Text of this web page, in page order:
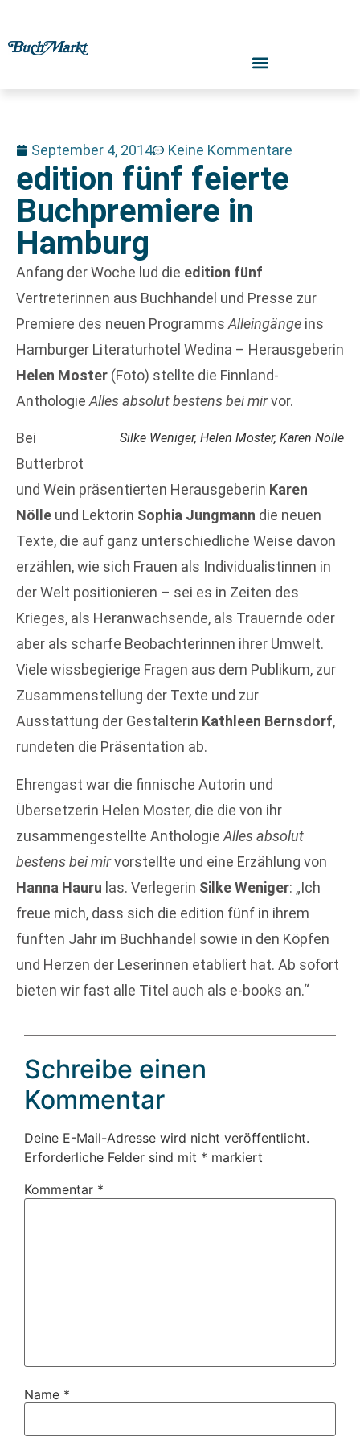
September 4, 2014 Keine Kommentare
edition fünf feierte
Buchpremiere in
Hamburg
Anfang der Woche lud die edition fünf
Vertreterinnen aus Buchhandel und Presse zur
Premiere des neuen Programms Alleingänge ins
Hamburger Literaturhotel Wedina – Herausgeberin
Helen Moster (Foto) stellte die Finnland-
Anthologie Alles absolut bestens bei mirvor.
Silke Weniger, Helen Moster, Karen Nölle
Bei
Butterbrot
und Wein präsentierten Herausgeberin Karen
Nölle und Lektorin Sophia Jungmann die neuen
Texte, die auf ganz unterschiedliche Weise davon
erzählen, wie sich Frauen als Individualistinnen in
der Welt positionieren – sei es in Zeiten des
Krieges, als Heranwachsende, als Trauernde oder
aber als scharfe Beobachterinnen ihrer Umwelt.
Viele wissbegierige Fragen aus dem Publikum, zur
Zusammenstellung der Texte und zur
Ausstattung der Gestalterin Kathleen Bernsdorf,
rundeten die Präsentation ab.
Ehrengast war die finnische Autorin und
Übersetzerin Helen Moster, die die von ihr
zusammengestellte Anthologie Alles absolut
bestens bei mirvorstellte und eine Erzählung von
Hanna Hauru las. Verlegerin Silke Weniger: „Ich
freue mich, dass sich die edition fünf in ihrem
fünften Jahr im Buchhandel sowie in den Köpfen
und Herzen der Leserinnen etabliert hat. Ab sofort
bieten wir fast alle Titel auch als e-books an.“
Schreibe einen
Kommentar
Deine E-Mail-Adresse wird nicht veröffentlicht.
Erforderliche Felder sind mit * markiert
Kommentar *
Name *